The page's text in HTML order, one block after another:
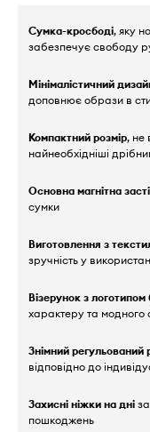
Сумка-кросбоді, яку
забезпечує свободу
Мінімалістичний
доповнює образи в
Компактний розмір, не
найнеобхідніші
Основна магнітна
сумки
Виготовлення з
зручність у
Візерунок з
характеру та модного
Знімний регульований
відповідно до
Захисні ніжки на дні
пошкоджень